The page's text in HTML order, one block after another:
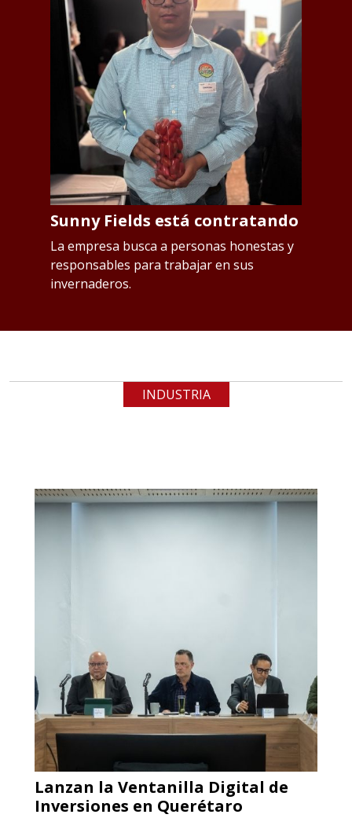
Sunny Fields está contratando
La empresa busca a personas honestas y
responsables para trabajar en sus
invernaderos.
INDUSTRIA
Lanzan la Ventanilla Digital de
Inversiones en Querétaro